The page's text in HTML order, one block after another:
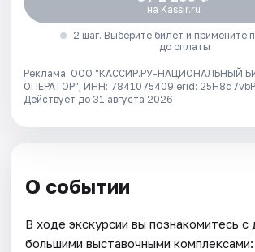
на Kassir.ru
2 шаг. Выберите билет и примените
до оплаты
Реклама. ООО "КАССИР.РУ-НАЦИОНАЛЬНЫЙ
ОПЕРАТОР", ИНН: 7841075409 erid:
Действует до 31 августа 2026
О событии
В ходе экскурсии вы познакомитесь с
большими выставочными